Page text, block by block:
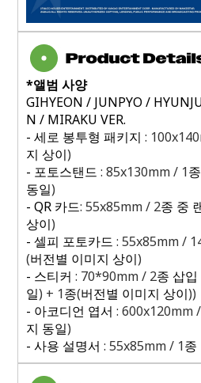
*앨범 사양
GIHYEON / JUNPYO /
N / MIRAKU VER.
- 세로 봉투형 패키지 :
지 상이)
- 포토스탠드 : 85x130mm / 1
동일)
- QR 카드: 55x85mm / 2종 중
상이)
- 셀피 포토카드 : 55x85mm /
(버전별 이미지 상이)
- 스티커 : 70*90mm / 2종 삽입
일) + 1종(버전별 이미지 상이))
- 아코디언 엽서 : 600x120mm
지 동일)
- 사용 설명서 : 55x85mm / 1종